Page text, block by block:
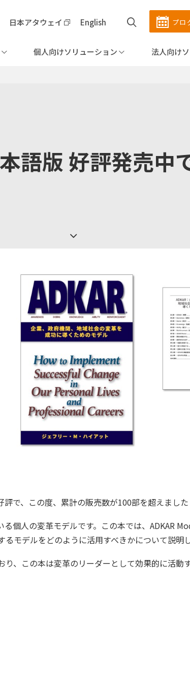
日本アタウェイ English プロ
個人向けソリューション 法人向け
語版 好評発売中
で、この度、累計の販売数が100部を超えました
個人の変革モデルです。この本では、ADKAR
モデルをどのように活用すべきかについて説明し
、この本は変革のリーダーとして効果的に活動